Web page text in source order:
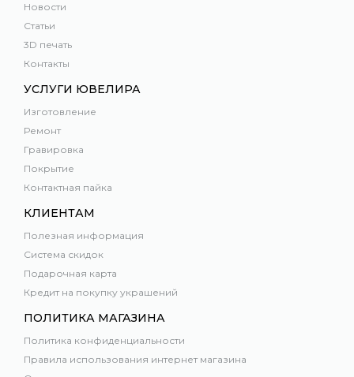
Новости
Статьи
3D печать
Контакты
УСЛУГИ ЮВЕЛИРА
Изготовление
Ремонт
Гравировка
Покрытие
Контактная пайка
КЛИЕНТАМ
Полезная информация
Система скидок
Подарочная карта
Кредит на покупку украшений
ПОЛИТИКА МАГАЗИНА
Политика конфиденциальности
Правила использования интернет магазина